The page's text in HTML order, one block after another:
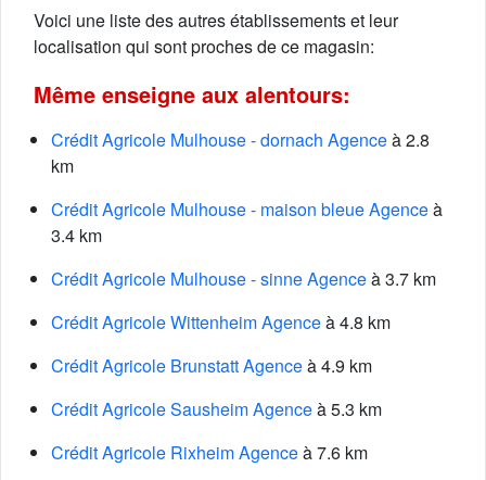
Voici une liste des autres établissements et leur
localisation qui sont proches de ce magasin:
Même enseigne aux alentours:
Crédit Agricole Mulhouse - dornach Agenceà 2.8
km
Crédit Agricole Mulhouse - maison bleue Agenceà
3.4 km
Crédit Agricole Mulhouse - sinne Agenceà 3.7 km
Crédit Agricole Wittenheim Agenceà 4.8 km
Crédit Agricole Brunstatt Agenceà 4.9 km
Crédit Agricole Sausheim Agenceà 5.3 km
Crédit Agricole Rixheim Agenceà 7.6 km